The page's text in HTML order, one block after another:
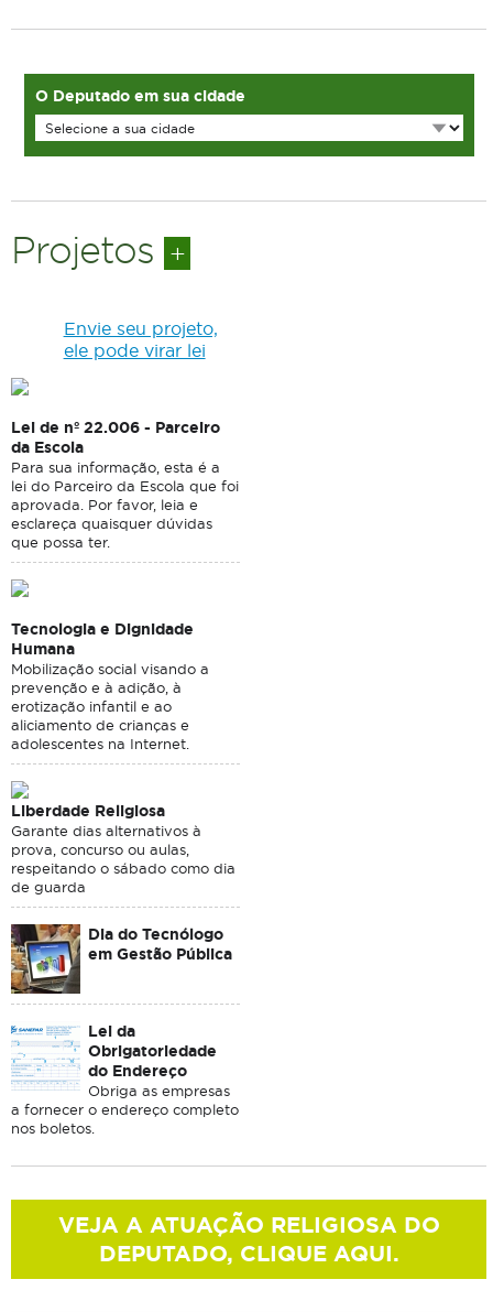
O Deputado em sua cidade
Projetos +
Envie seu projeto,
ele pode virar lei
Lei de nº 22.006 - Parceiro
da Escola
Para sua informação, esta é a
lei do Parceiro da Escola que foi
aprovada. Por favor, leia e
esclareça quaisquer dúvidas
que possa ter.
Tecnologia e Dignidade
Humana
Mobilização social visando a
prevenção e à adição, à
erotização infantil e ao
aliciamento de crianças e
adolescentes na Internet.
Liberdade Religiosa
Garante dias alternativos à
prova, concurso ou aulas,
respeitando o sábado como dia
de guarda
Dia do Tecnólogo
em Gestão Pública
Lei da
Obrigatoriedade
do Endereço
Obriga as empresas
a fornecer o endereço completo
nos boletos.
VEJA A ATUAÇÃO RELIGIOSA DO
DEPUTADO, CLIQUE AQUI.